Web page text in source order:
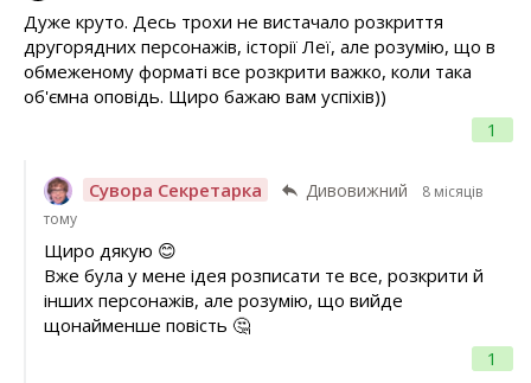
1
Дуже круто. Десь трохи не вистачало розкриття
другорядних персонажів, історії Леї, але розумію, що в
обмеженому форматі все розкрити важко, коли така
об'ємна оповідь. Щиро бажаю вам успіхів))
Сувора Секретарка Дивовижний
8 місяців
тому
1
Щиро дякую 😊
Вже була у мене ідея розписати те все, розкрити й
інших персонажів, але розумію, що вийде
щонайменше повість 🤔